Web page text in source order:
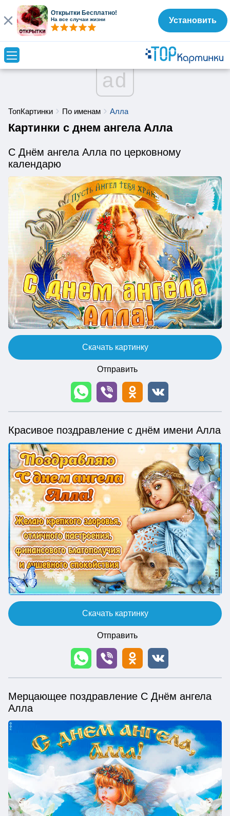
ad
ТопКартинки По именам Алла
Картинки с днем ангела Алла
С Днём ангела Алла по церковному
календарю
Скачать картинку
Отправить
Красивое поздравление с днём имени Алла
Скачать картинку
Отправить
Мерцающее поздравление С Днём ангела
Алла
Открытки Бесплатно!
На все случаи жизни Установить